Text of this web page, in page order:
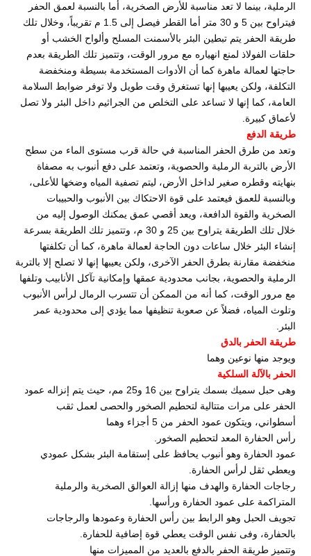
الرملية، بينما لا تعد مناسبة للأرض الصخرية، أما بالنسبة لعمق الحفر
فيتراوح بين 5 و 30 متر أما القطر فيصل إلى 1.5 م تقريباً، وخلال تلك
طريقة الحفر يتم تبطين البئر بالأسمنت المسلح وألواح الخشب أو
حلقات الفولاذ لمنع انهياره مع مرور الوقت، وتتميز تلك الطريقة بعدم
حاجتها لعمالة ماهرة كما أن الأدوات المستخدمة بسيطة ومنخفضة
التكلفة، ولكن يعيبها إنها تستغرق وقت طويل ولا توفر ضوابط السلامة
العامة، كما إنها لا تساعد على التخلص من الجراثيم داخل البئر ولا تصل
لأعماق كبيرة.
طريقة الدفع
وتعد من طرق الحفر المناسبة في حالة قرب مستوى الماء من سطح
الأرض بالتربة الرملية والحصوية، وتعتمد على دفع أنبوب به مصفاة
بنهايته وقطره صغير لداخل الأرض، ليتم تصفية المياه وضخها للأعلى،
وبالنسبة للعمق فيعتمد على قوة الاحتكاك بين الأنبوب والحبيبات
الصخرية والقوة الدافعة، ويعد أقصي عمق يمكنك الوصول إليه من
خلال تلك الطريقة يتراوح بين 25 و 30 م، وتتميز تلك الطريقة بسرعة
إنشاء البئر خلال ساعات دون الحاجة لعمالة ماهرة، كما أن تكلفتها
منخفضة مقارنة بطرق الحفر الآخرى، ولكن يعيبها إنها لا تصلح إلا بالتربة
الرملية والحصوية، بجانب محدودية عمقها وإمكانية تآكل الأنابيب وتلفها
مع مرور الوقت، كما أنه من الممكن أن تتسرب الرمال لرأس الأنبوب
وتلوث المياه، فضلاً عن صعوبة تنظيفها مما يؤدي إلى محدودية عمر
البئر.
طريقة الحفر بالدق
ويوجد منها نوعين وهما
الحفر بالآلة السلكية
وهى حبل سميك بسمك يتراوح بين 16 و25 مم، حيث يتم إنزاله عمود
الحفر على مرات متتالية لتحطيم الصخور والحصى لعمل ثقب
أسطواني، ويتكون عمود الحفر من 5 أجزاء وهما
رأس الحفارة المعد لتحطيم الصخور.
عمود الحفارة وهو أنبوب يحافظ على إستقامة البئر بشكل عمودي
ويعطي ثقل لرأس الحفارة.
رجاجات الحفارة والهدف منها إزالة العوالق الصخرية والرملية
المتراكمة على عمود الحفارة ورأسها.
تجويف الحبل وهو الرابط بين رأس الحفارة وعمودها والرجاجات
بالحفارة، وفى نفس الوقت يعطي قوة إضافية للحفارة.
وتتميز طريقة الحفر بالدفع بالعديد من المميزات منها